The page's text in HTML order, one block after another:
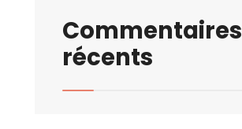
Commentaires
récents